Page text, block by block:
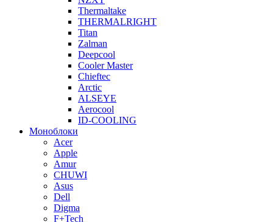
Thermaltake
THERMALRIGHT
Titan
Zalman
Deepcool
Cooler Master
Chieftec
Arctic
ALSEYE
Aerocool
ID-COOLING
Моноблоки
Acer
Apple
Amur
CHUWI
Asus
Dell
Digma
F+Tech